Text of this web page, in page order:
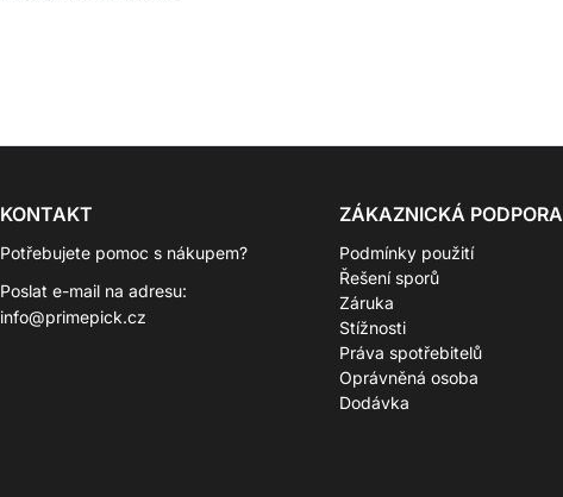
KONTAKT
Potřebujete pomoc s nákupem?
Poslat e-mail na adresu:
info@primepick.cz
ZÁKAZNICKÁ PODPORA
Podmínky použití
Řešení sporů
Záruka
Stížnosti
Práva spotřebitelů
Oprávněná osoba
Dodávka